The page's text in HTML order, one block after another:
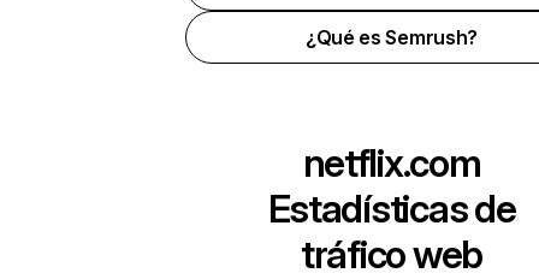
¿Qué es Semrush?
netflix.com
Estadísticas de
tráfico web